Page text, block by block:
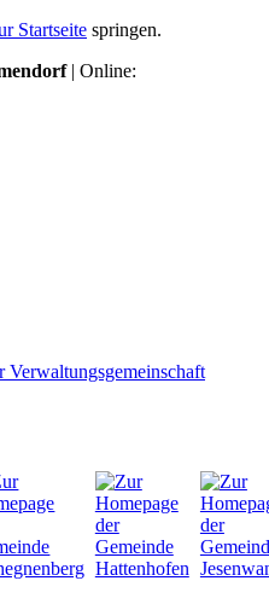
Startseite springen.
| Online: